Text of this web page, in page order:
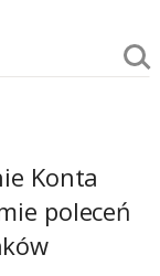
Konta
poleceń